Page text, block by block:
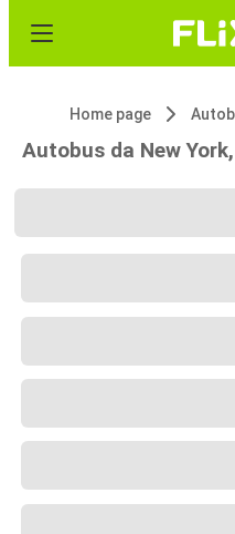
Home page
Autobus da New